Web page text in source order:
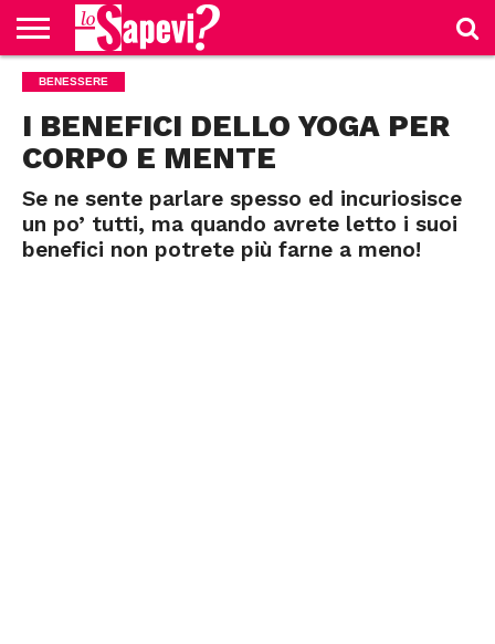
CURIOSITÀ
BENESSERE
GOSSIP
PRODOTTI
NEWS
CASA E
BENESSERE
I BENEFICI DELLO YOGA PER
CORPO E MENTE
Se ne sente parlare spesso ed incuriosisce
un po’ tutti, ma quando avrete letto i suoi
benefici non potrete più farne a meno!